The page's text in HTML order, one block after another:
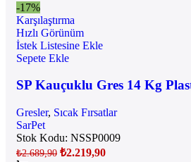
-17%
Karşılaştırma
Hızlı Görünüm
İstek Listesine Ekle
Sepete Ekle
SP Kauçuklu Gres 14 Kg
Gresler, Sıcak Fırsatlar
SarPet
Stok Kodu: NSSP0009
₺2.689,90 ₺2.219,90